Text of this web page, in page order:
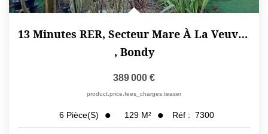
13 Minutes RER, Secteur Mare À La Veuve, PAVILLON F6 De...
, Bondy
389 000 €
product.price.fees_charges.teaser
6 Pièce(s) 129 M² Réf : 7300